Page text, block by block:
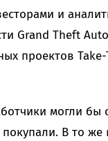
и
Grand Theft
проектов
могли
В то же